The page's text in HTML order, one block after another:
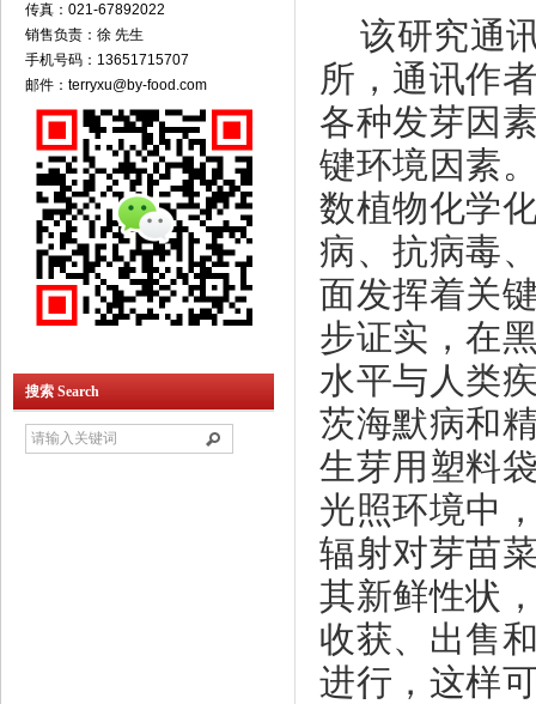
传真：021-67892022
销售负责：徐 先生
手机号码：13651715707
邮件：terryxu@by-food.com
搜索 Search
该研究通
所，通讯作
各种发芽因
键环境因素
数植物化学
病、抗病毒
面发挥着关
步证实，在
水平与人类
茨海默病和
生芽用塑料
光照环境中
辐射对芽苗
其新鲜性状
收获、出售
进行，这样